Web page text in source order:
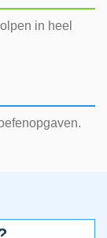
in heel